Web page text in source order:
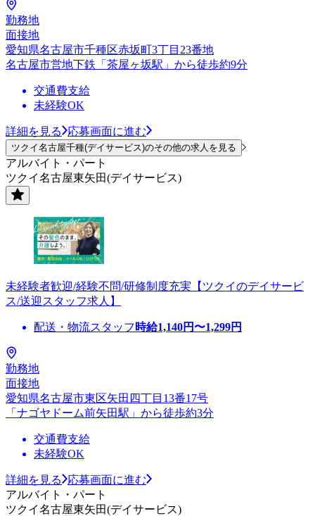
勤務地
面接地
愛知県名古屋市千種区赤坂町3丁目23番地
名古屋市営地下鉄「茶屋ヶ坂駅」から徒歩約9分
交通費支給
未経験OK
詳細を見る 応募画面に進む
ツクイ名古屋千種(デイサービス)のその他の求人を見る
アルバイト・パート
ツクイ名古屋東矢田(デイサービス)
未経験者歓迎/経験不問/研修制度充実【ツクイのデイサービ
ス/送迎スタッフ求人】
配送・物流スタッフ 時給1,140円〜1,299円
勤務地
面接地
愛知県名古屋市東区矢田四丁目13番17号
「ナゴヤドーム前矢田駅」から徒歩約3分
交通費支給
未経験OK
詳細を見る
応募画面に進む
アルバイト・パート
ツクイ名古屋東矢田(デイサービス)